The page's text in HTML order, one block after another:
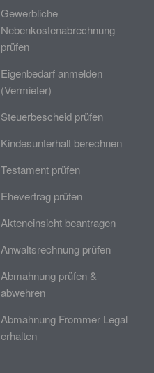
Gewerbliche
Nebenkostenabrechnung
prüfen
Eigenbedarf anmelden
(Vermieter)
Steuerbescheid prüfen
Kindesunterhalt berechnen
Testament prüfen
Ehevertrag prüfen
Akteneinsicht beantragen
Anwaltsrechnung prüfen
Abmahnung prüfen &
abwehren
Abmahnung Frommer Legal
erhalten